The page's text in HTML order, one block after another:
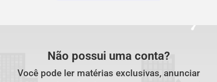
Não possui uma conta?
Você pode ler matérias exclusivas, anunciar